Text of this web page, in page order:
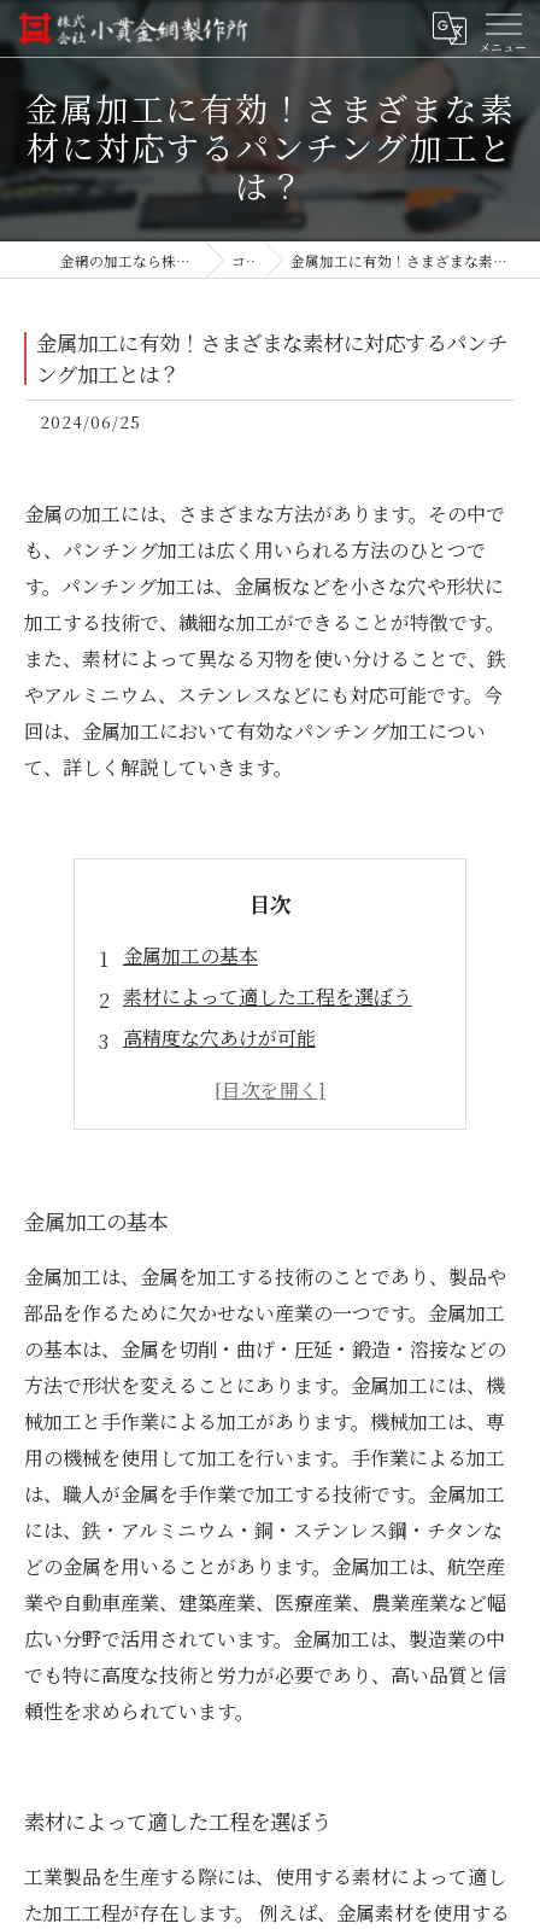
金属加工に有効！さまざまな素
材に対応するパンチング加工と
は？
金網の加工なら株式会社小貫金網製作所 コラム 金属加工に有効！さまざまな素材に対応するパンチング加工とは？
金属加工に有効！さまざまな素材に対応するパンチ
ング加工とは？
2024/06/25
金属の加工には、さまざまな方法があります。その中で
も、パンチング加工は広く用いられる方法のひとつで
す。パンチング加工は、金属板などを小さな穴や形状に
加工する技術で、繊細な加工ができることが特徴です。
また、素材によって異なる刃物を使い分けることで、鉄
やアルミニウム、ステンレスなどにも対応可能です。今
回は、金属加工において有効なパンチング加工につい
て、詳しく解説していきます。
目次
金属加工の基本
素材によって適した工程を選ぼう
高精度な穴あけが可能
工程の省力化にも繋がる
金属加工の基本
金属加工は、金属を加工する技術のことであり、製品や
部品を作るために欠かせない産業の一つです。金属加工
の基本は、金属を切削・曲げ・圧延・鍛造・溶接などの
方法で形状を変えることにあります。金属加工には、機
械加工と手作業による加工があります。機械加工は、専
用の機械を使用して加工を行います。手作業による加工
は、職人が金属を手作業で加工する技術です。金属加工
には、鉄・アルミニウム・銅・ステンレス鋼・チタンな
どの金属を用いることがあります。金属加工は、航空産
業や自動車産業、建築産業、医療産業、農業産業など幅
広い分野で活用されています。金属加工は、製造業の中
でも特に高度な技術と労力が必要であり、高い品質と信
頼性を求められています。
素材によって適した工程を選ぼう
工業製品を生産する際には、使用する素材によって適し
た加工工程が存在します。 例えば、金属素材を使用する